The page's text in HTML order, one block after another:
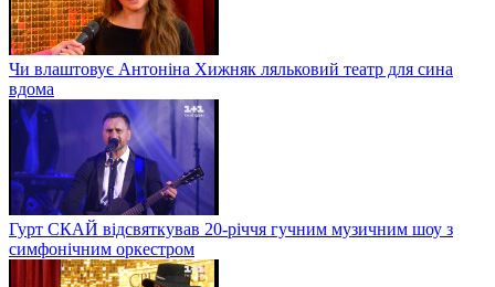
Чи влаштовує Антоніна Хижняк ляльковий театр для сина
вдома
Гурт СКАЙ відсвяткував 20-річчя гучним музичним шоу з
симфонічним оркестром